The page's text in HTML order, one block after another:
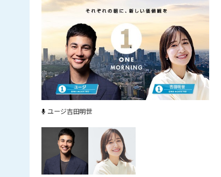
ユージ吉田明世